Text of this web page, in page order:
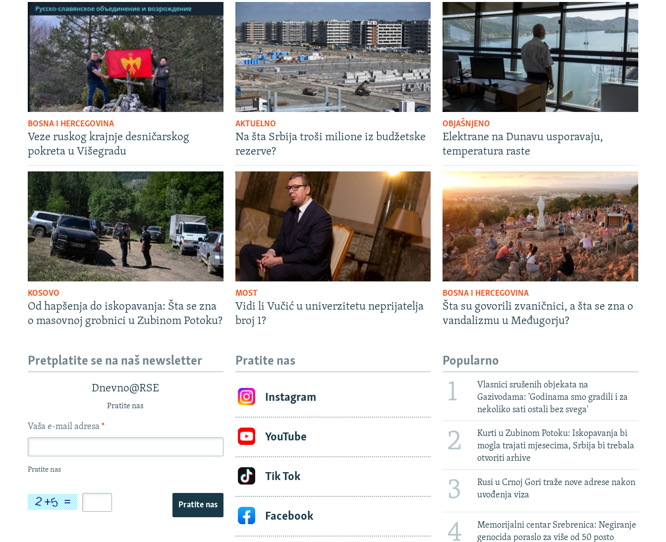
BOSNA I HERCEGOVINA
Veze ruskog krajnje desničarskog
pokreta u Višegradu
AKTUELNO
Na šta Srbija troši milione iz budžetske
rezerve?
OBJAŠNJENO
Elektrane na Dunavu usporavaju,
temperatura raste
KOSOVO
Od hapšenja do iskopavanja: Šta se zna
o masovnoj grobnici u Zubinom Potoku?
MOST
Vidi li Vučić u univerzitetu neprijatelja
broj 1?
BOSNA I HERCEGOVINA
Šta su govorili zvaničnici, a šta se zna o
vandalizmu u Međugorju?
Pretplatite se na naš newsletter
Dnevno@RSE
Pratite nas
Vaša e-mail adresa *
Pratite nas
Pratite nas
Pratite nas
Instagram
YouTube
Tik Tok
Facebook
Popularno
1
Vlasnici srušenih objekata na
Gazivodama: 'Godinama smo gradili i za
nekoliko sati ostali bez svega'
2
Kurti u Zubinom Potoku: Iskopavanja bi
mogla trajati mjesecima, Srbija bi trebala
otvoriti arhive
3
Rusi u Crnoj Gori traže nove adrese nakon
uvođenja viza
4
Memorijalni centar Srebrenica: Negiranje
genocida poraslo za više od 50 posto